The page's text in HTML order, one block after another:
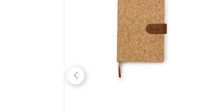
Previous